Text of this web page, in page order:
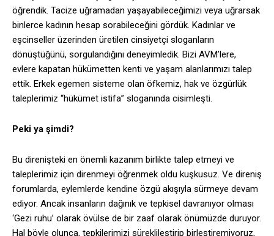
öğrendik. Tacize uğramadan yaşayabileceğimizi veya uğrarsak
binlerce kadının hesap sorabileceğini gördük. Kadınlar ve
eşcinseller üzerinden üretilen cinsiyetçi sloganların
dönüştüğünü, sorgulandığını deneyimledik. Bizi AVM’lere,
evlere kapatan hükümetten kenti ve yaşam alanlarımızı talep
ettik. Erkek egemen sisteme olan öfkemiz, hak ve özgürlük
taleplerimiz “hükümet istifa” sloganında cisimleşti.
Peki ya şimdi?
Bu direnişteki en önemli kazanım birlikte talep etmeyi ve
taleplerimiz için direnmeyi öğrenmek oldu kuşkusuz. Ve direniş
forumlarda, eylemlerde kendine özgü akışıyla sürmeye devam
ediyor. Ancak insanların dağınık ve tepkisel davranıyor olması
‘Gezi ruhu’ olarak övülse de bir zaaf olarak önümüzde duruyor.
Hal böyle olunca, tepkilerimizi süreklileştirip birleştiremiyoruz,